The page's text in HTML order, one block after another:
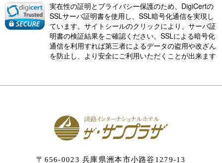
実在性の証明とプライバシー保護のため、DigiCertの
SSLサーバ証明書を使用し、SSL暗号化通信を実現し
ています。サイトシールのクリックにより、サーバ証
明書の検証結果をご確認ください。SSLによる暗号化
通信を利用すれば第三者によるデータの盗用や改ざん
を防止し、より安全にご利用いただくことが出来ます
〒656-0023 兵庫県洲本市小路谷1279-13